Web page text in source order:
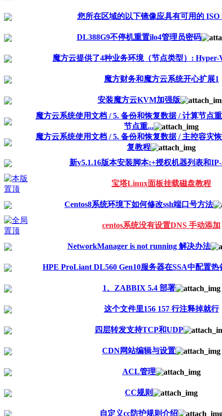
您所在区域的以下镜像应具有可用的 ISO
DL388G9不停机重置ilo4管理员密码
魔方云提供了4种业务环境（节点类型）: Hyper-
魔方财务和魔方云系统开心扩展1
安装魔方云KVM加强版
魔方云系统使用文档 / 5. 备份和恢复数据 / 计算节点
节点重...
魔方云系统使用文档 / 5. 备份和恢复数据 / 主控容灾
复教程
新v5.1.16版本安装脚本:+授权机器列表和IP-
宝塔Linux面板挂载磁盘教程
Centos8系统环境下如何修改ssh端口号方法
centos系统没有设置DNS 手动添加
NetworkManager is not running 解决办法
HPE ProLiant DL560 Gen10服务器在SSA中配置热
1、ZABBIX 5.4 部署
这个文件里156 157 行注释掉就行
四层转发支持TCP和UDP
CDN网站编辑与设置
ACL管理
CC规则
自定义cc防护规则介绍